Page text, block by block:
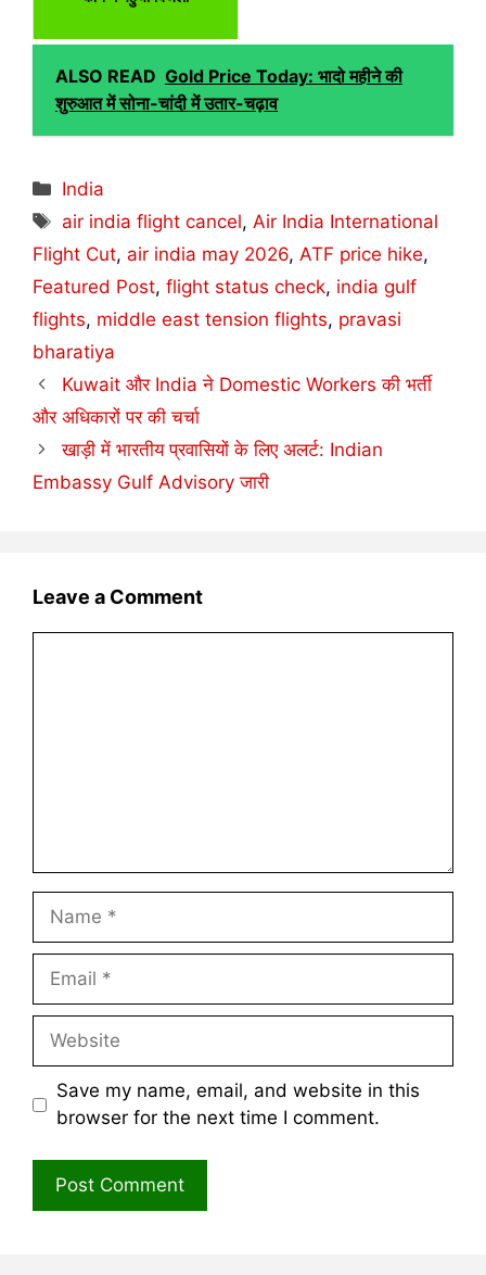
ALSO READ Gold Price Today: भादो महीने की
शुरुआत में सोना-चांदी में उतार-चढ़ाव
Categories
India
Tags
air india flight cancel,Air India International
Flight Cut, air india may 2026, ATF price hike,
Featured Post, flight status check, india gulf
flights, middle east tension flights, pravasi
bharatiya
Kuwait और India ने Domestic Workers की भर्ती
और अधिकारों पर की चर्चा
खाड़ी में भारतीय प्रवासियों के लिए अलर्ट: Indian
Embassy Gulf Advisory जारी
Leave a Comment
Name
Email
Website
Save my name, email, and website in this
browser for the next time I comment.